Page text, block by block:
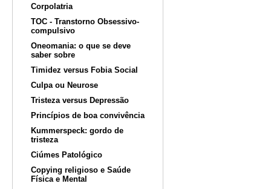
Corpolatria
TOC - Transtorno Obsessivo-
compulsivo
Oneomania: o que se deve
saber sobre
Timidez versus Fobia Social
Culpa ou Neurose
Tristeza versus Depressão
Princípios de boa convivência
Kummerspeck: gordo de
tristeza
Ciúmes Patológico
Copying religioso e Saúde
Física e Mental